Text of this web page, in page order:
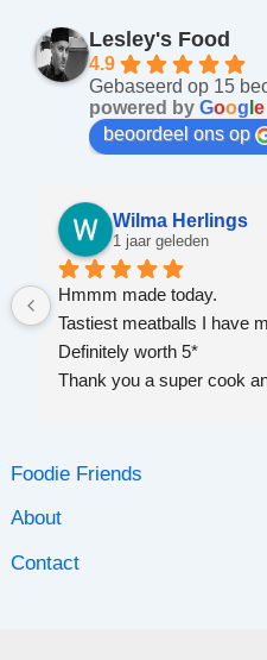
Lesley's Food
4.9
Gebaseerd op 15
powered byGoog le
beoordeel ons op
Wilma Herlings
1 jaar geleden
Hmmm made today.
Tastiest meatballs I have
Definitely worth 5*
Thank you a super cook
Foodie Friends
About
Contact